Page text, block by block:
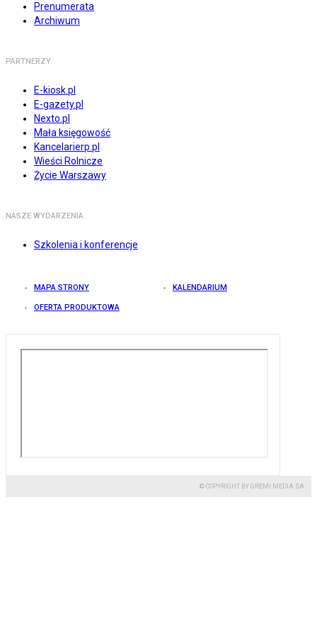
Prenumerata
Archiwum
PARTNERZY
E-kiosk.pl
E-gazety.pl
Nexto.pl
Mała księgowość
Kancelarierp.pl
Wieści Rolnicze
Życie Warszawy
NASZE WYDARZENIA
Szkolenia i konferencje
MAPA STRONY KALENDARIUM
OFERTA PRODUKTOWA
© COPYRIGHT BY GREMI MEDIA SA